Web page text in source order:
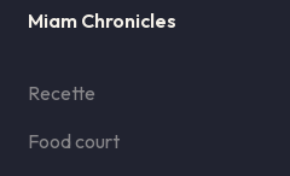
Miam Chronicles
Recette
Food court